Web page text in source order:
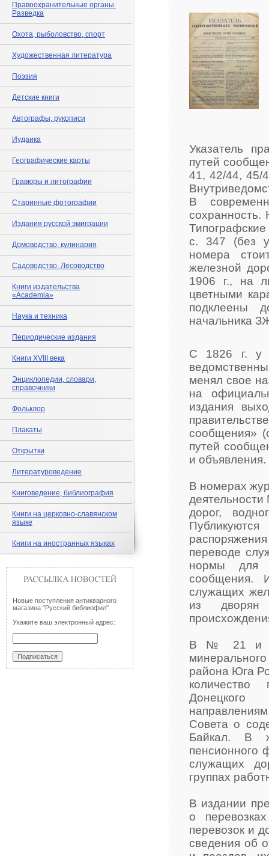
Правоохранительные органы.
Разведка
Охота, рыболовство, спорт
Художественная литература
Поэзия
Детские книги
Автографы, рукописи
Иудаика
Географические карты
Гравюры и литографии
Старинные фотографии
Издания русской эмиграции
Домоводство, кулинария
Садоводство. Лесоводство
Книги издательства
«Academia»
Наука и техника
Периодические издания
Книги XVIII века
Энциклопедии, словари,
справочники
Фольклор
Плакаты
Открытки
Литературоведение
Книговедение, библиография
Книги на церковно-славянском
языке
Книги на иностранных языках
Новые поступления антикварного
магазина "Русский библиофил"
Укажите ваш электронный адрес:
Указатель
путей
41, 42/44, 45/
В
с. 347 (без
номера
железной
1906 г., на
цветными
подклеены
начальника
С 1826 г. у
менял свое
на
издания
сообщения»
путей
и объявления.
В номерах
дорог,
переводе
нормы для
сообщения.
служащих
из дворян
В № 21 и в
района Юга
количество
Совета о
Байкал. В
пенсионного
служащих
группах
В издании
о
перевозок и
сведения об